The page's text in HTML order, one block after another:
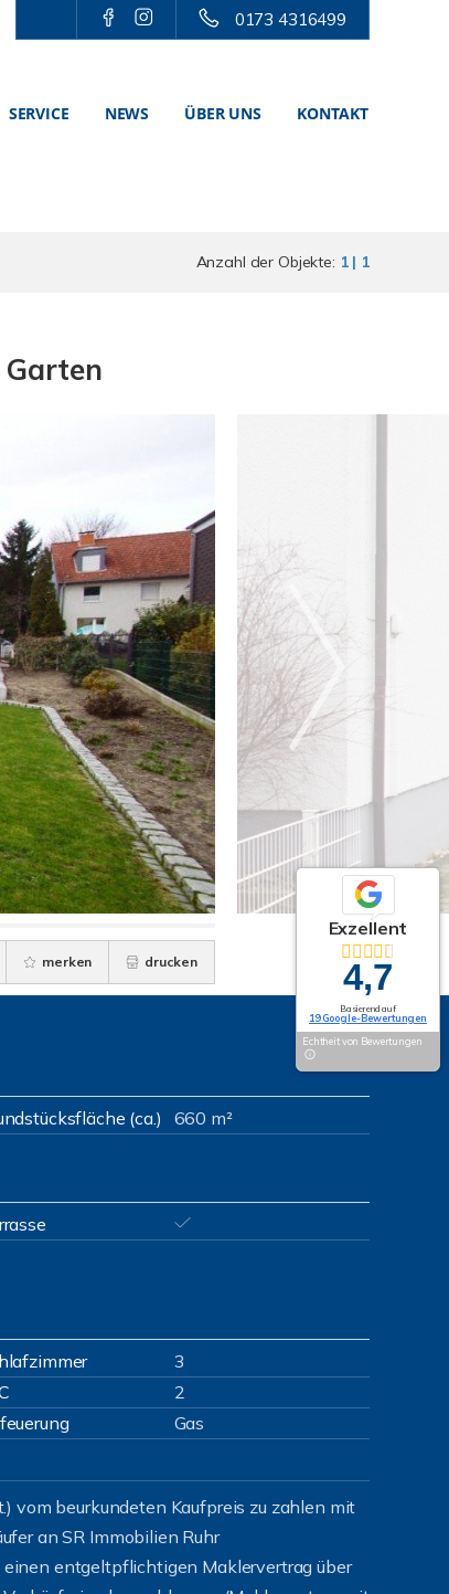
0173 4316499
SERVICE NEWS ÜBER UNS KONTAKT
Anzahl der Objekte: 1 | 1
merken drucken
(ca.) 660 m²
3
2
Gas
vom beurkundeten Kaufpreis zu zahlen mit
an SR Immobilien Ruhr
entgeltpflichtigen Maklervertrag über
Exzellent
4,7
Basierend auf
19 Google-Bewertungen
Echtheit von Bewertungen